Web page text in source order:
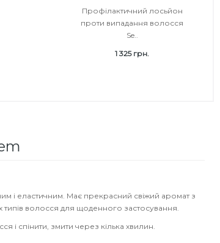
Профілактичний лосьйон
проти випадання волосся
Se..
1 325 грн.
і еластичним. Має прекрасний свіжий аромат з
волосся для щоденного застосування.
і спінити, змити через кілька хвилин.